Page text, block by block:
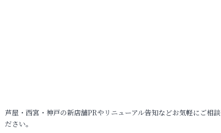
芦屋・西宮・神戸の新店舗PRやリニューアル告知などお気軽にご相
ださい。